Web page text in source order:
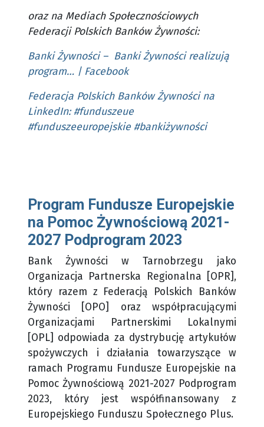
oraz na Mediach Społecznościowych
Federacji Polskich Banków Żywności:
Banki Żywności – Banki Żywności realizują
program… | Facebook
Federacja Polskich Banków Żywności na
LinkedIn: #funduszeue
#funduszeeuropejskie #bankiżywności
Program Fundusze Europejskie
na Pomoc Żywnościową 2021-
2027 Podprogram 2023
Bank Żywności w Tarnobrzegu jako
Organizacja Partnerska Regionalna [OPR],
który razem z Federacją Polskich Banków
Żywności [OPO] oraz współpracującymi
Organizacjami Partnerskimi Lokalnymi
[OPL] odpowiada za dystrybucję artykułów
spożywczych i działania towarzyszące w
ramach Programu Fundusze Europejskie na
Pomoc Żywnościową 2021-2027 Podprogram
2023, który jest współfinansowany z
Europejskiego Funduszu Społecznego Plus.